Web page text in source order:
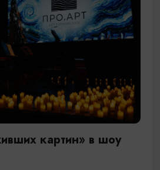
картин» в шоу